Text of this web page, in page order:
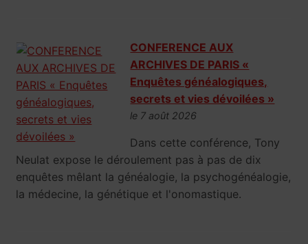
CONFERENCE AUX
ARCHIVES DE PARIS «
Enquêtes généalogiques,
secrets et vies dévoilées »
le 7 août 2026
Dans cette conférence, Tony
Neulat expose le déroulement pas à pas de dix
enquêtes mêlant la généalogie, la psychogénéalogie,
la médecine, la génétique et l'onomastique.